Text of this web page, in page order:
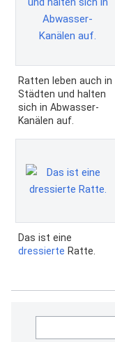
Ratten leben auch in
Städten und halten
sich in Abwasser-
Kanälen auf.
Das ist eine
dressierte Ratte.